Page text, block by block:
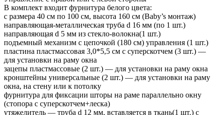
В комплект входит фурнитура белого цвета:
с размера 40 см по 100 см, высота 160 см (Baby’s монтаж)
направляющая-металлическая труба d 16 мм (по 1 шт.)
направляющая d 5 мм из стекло-волокна(1 шт.)
подъемный механизм с цепочкой (180 см) управления (1 шт.)
пластина пластмассовая 3,0*5,5 см с суперскотчем (3 шт.) —
для установки на раму окна
зацепы пластмассовые (2 шт.) — для установки на раму окна
кронштейны универсальные (2 шт.) — для установки на раму
окна, на стену или к потолку
фурнитура для фиксации шторы на раме параллельно окну
(стопора с суперскотчем+леска)
утяжелитель — труба d 12 мм, вставляется в ткань(1 шт.) с